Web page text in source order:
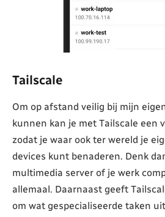
Tailscale
Om op afstand veilig bij mijn
kunnen kan je met Tailscale een
zodat je waar ook ter wereld je
devices kunt benaderen. Denk
multimedia server of je werk
allemaal. Daarnaast geeft
om wat gespecialiseerde taken